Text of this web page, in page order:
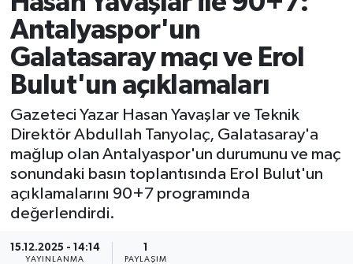
Antalyaspor'un
Galatasaray maçı ve Erol
Bulut'un açıklamaları
Gazeteci Yazar Hasan Yavaşlar ve Teknik
Direktör Abdullah Tanyolaç, Galatasaray'a
mağlup olan Antalyaspor'un durumunu ve maç
sonundaki basın toplantısında Erol Bulut'un
açıklamalarını 90+7 programında
değerlendirdi.
15.12.2025 - 14:14
YAYINLANMA
1
PAYLAŞIM
Bölge
EĞİTİM
Ekonomi
Genel
Görüntülü Haber
Güncel
Kültür & Sanat
Antalya Trafik Yoğunluk Haritası
Süper Lig Puan Durumu ve Fikstür
Tüm Manşetler
Son Dakika Haberleri
Haber Arşivi